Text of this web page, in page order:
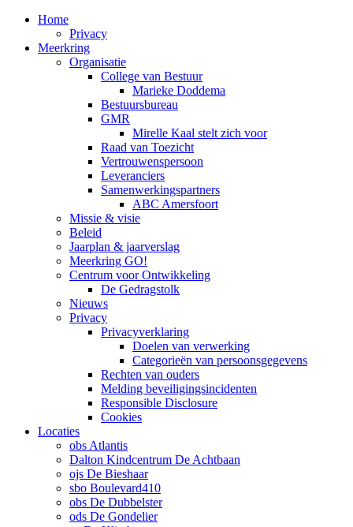
Home
Privacy
Meerkring
Organisatie
College van Bestuur
Marieke Doddema
Bestuursbureau
GMR
Mirelle Kaal stelt zich voor
Raad van Toezicht
Vertrouwenspersoon
Leveranciers
Samenwerkingspartners
ABC Amersfoort
Missie & visie
Beleid
Jaarplan & jaarverslag
Meerkring GO!
Centrum voor Ontwikkeling
De Gedragstolk
Nieuws
Privacy
Privacyverklaring
Doelen van verwerking
Categorieën van persoonsgegevens
Rechten van ouders
Melding beveiligingsincidenten
Responsible Disclosure
Cookies
Locaties
obs Atlantis
Dalton Kindcentrum De Achtbaan
ojs De Bieshaar
sbo Boulevard410
obs De Dubbelster
ods De Gondelier